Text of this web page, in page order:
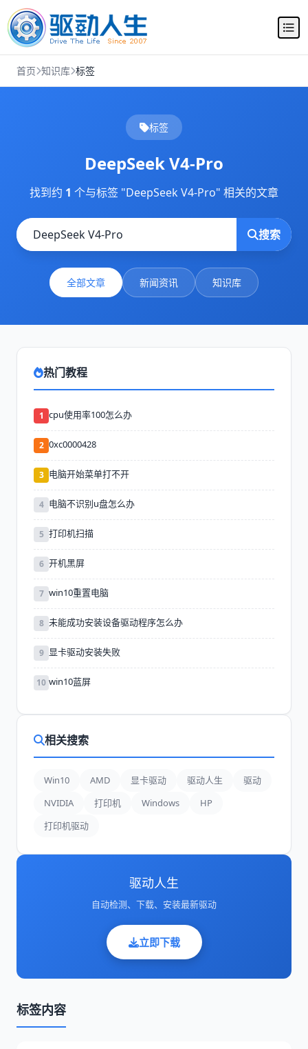
首页 知识库 标签
标签
DeepSeek V4-Pro
找到约 1 个与标签 "DeepSeek V4-Pro" 相关的文章
搜索
全部文章 新闻资讯 知识库
标签内容
热门教程
1 cpu使用率100怎么办
2 0xc0000428
3 电脑开始菜单打不开
4 电脑不识别u盘怎么办
5 打印机扫描
6 开机黑屏
7 win10重置电脑
8 未能成功安装设备驱动程序怎么办
9 显卡驱动安装失败
10 win10蓝屏
相关搜索
Win10 AMD 显卡驱动 驱动人生
驱动
NVIDIA
打印机 Windows
HP
打印机驱动
驱动人生
自动检测、下载、安装最新驱动
立即下载